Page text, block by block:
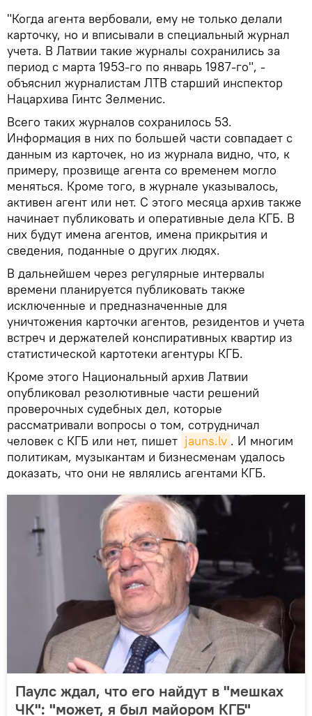
"Когда агента вербовали, ему не только делали
карточку, но и вписывали в специальный журнал
учета. В Латвии такие журналы сохранились за
период с марта 1953-го по январь 1987-го", -
объяснил журналистам ЛТВ старший инспектор
Нацархива Гинтс Зелменис.
Всего таких журналов сохранилось 53.
Информация в них по большей части совпадает с
данным из карточек, но из журнала видно, что, к
примеру, прозвище агента со временем могло
меняться. Кроме того, в журнале указывалось,
активен агент или нет. С этого месяца архив также
начинает публиковать и оперативные дела КГБ. В
них будут имена агентов, имена прикрытия и
сведения, поданные о других людях.
В дальнейшем через регулярные интервалы
времени планируется публиковать также
исключенные и предназначенные для
уничтожения карточки агентов, резидентов и учета
встреч и держателей конспиративных квартир из
статистической картотеки агентуры КГБ.
Кроме этого Национальный архив Латвии
опубликовал резолютивные части решений
проверочных судебных дел, которые
рассматривали вопросы о том, сотрудничал
человек с КГБ или нет, пишет jauns.lv . И многим
политикам, музыкантам и бизнесменам удалось
доказать, что они не являлись агентами КГБ.
Паулс ждал, что его найдут в "мешках
ЧК": "может, я был майором КГБ"